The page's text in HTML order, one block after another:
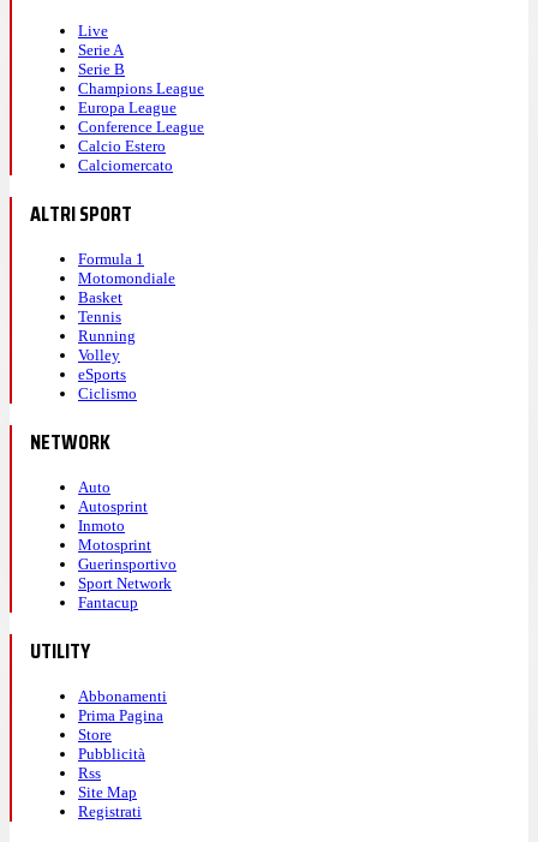
Live
Serie A
Serie B
Champions League
Europa League
Conference League
Calcio Estero
Calciomercato
ALTRI SPORT
Formula 1
Motomondiale
Basket
Tennis
Running
Volley
eSports
Ciclismo
NETWORK
Auto
Autosprint
Inmoto
Motosprint
Guerinsportivo
Sport Network
Fantacup
UTILITY
Abbonamenti
Prima Pagina
Store
Pubblicità
Rss
Site Map
Registrati